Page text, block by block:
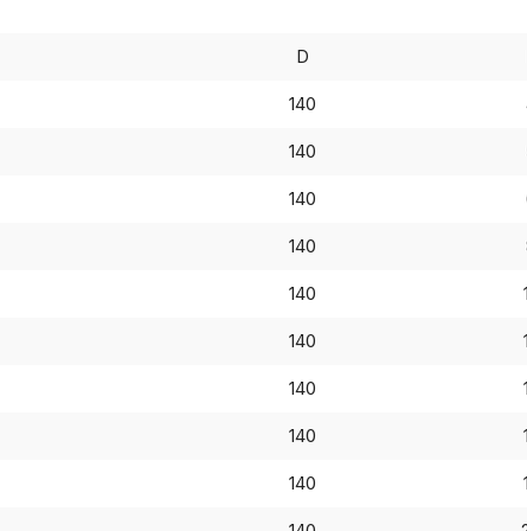
D
140
140
140
140
140
140
140
140
140